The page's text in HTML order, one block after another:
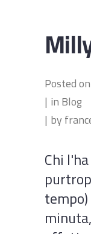
Posted on
in Blog
by
Chi